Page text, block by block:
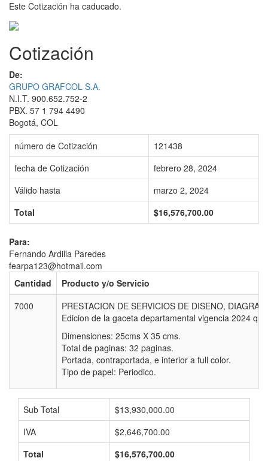
Este Cotización ha caducado.
Cotización
De:
GRUPO GRAFCOL S.A.
N.I.T. 900.652.752-2
PBX. 57 1 794 4490
Bogotá, COL
número de Cotización
121438
fecha de Cotización
febrero 28, 2024
Válido hasta
marzo 2, 2024
Total
$16,576,700.00
Para:
Fernando Ardilla Paredes
fearpa123@hotmail.com
Cantidad
Producto y/o Servicio
7000
PRESTACION DE SERVICIOS DE DISENO,
Edicion de la gaceta departamental vigencia 2024
Dimensiones: 25cms X 35 cms.
Total de paginas: 32 paginas.
Portada, contraportada, e interior a full color.
Tipo de papel: Periodico.
Sub Total
$13,930,000.00
IVA
$2,646,700.00
Total
$16,576,700.00